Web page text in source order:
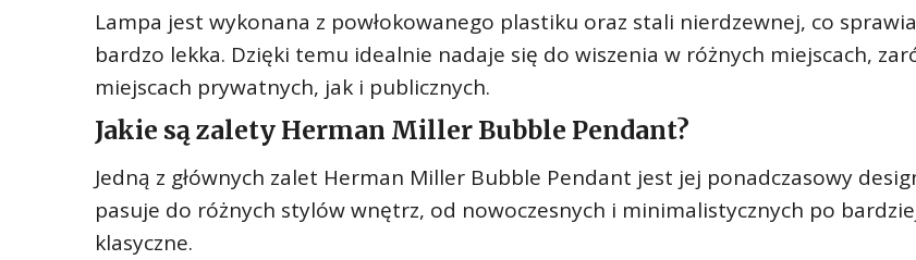
Lampa jest wykonana z powłokowanego plastiku oraz stali nierdzewnej, co
bardzo lekka. Dzięki temu idealnie nadaje się do wiszenia w różnych miejscach,
miejscach prywatnych, jak i publicznych.
Jakie są zalety Herman Miller Bubble Pendant?
Jedną z głównych zalet Herman Miller Bubble Pendant jest jej ponadczasowy
pasuje do różnych stylów wnętrz, od nowoczesnych i minimalistycznych po
klasyczne.